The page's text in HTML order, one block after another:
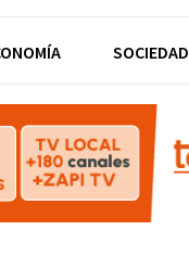
SOCIEDAD